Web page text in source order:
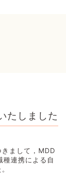
たしました
まして，MDD
連携による自